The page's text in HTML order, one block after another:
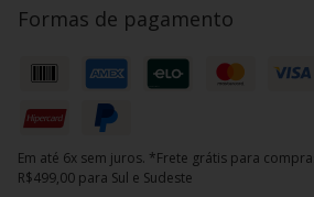
Formas de pagamento
Em até 6x sem juros. *Frete grátis para
R$499,00 para Sul e Sudeste